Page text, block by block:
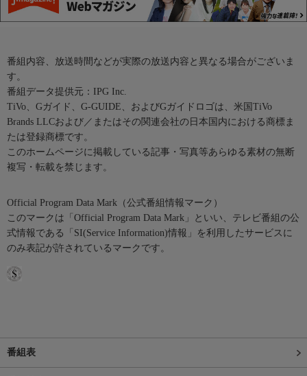
番組内容、放送時間などが実際の放送内容と異なる場合がございま
す。
番組データ提供元：IPG Inc.
TiVo、Gガイド、G-GUIDE、およびGガイドロゴは、米国TiVo
Brands LLCおよび／またはその関連会社の日本国内における商標ま
たは登録商標です。
このホームページに掲載している記事・写真等あらゆる素材の無断
複写・転載を禁じます。
Official Program Data Mark（公式番組情報マーク）
このマークは「Official Program Data Mark」といい、テレビ番組の公
式情報である「SI(Service Information)情報」を利用したサービスに
のみ表記が許されているマークです。
番組表